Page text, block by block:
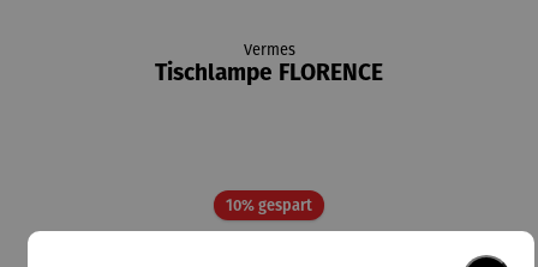
Vermes
Tischlampe FLORENCE
10% gespartRabatt